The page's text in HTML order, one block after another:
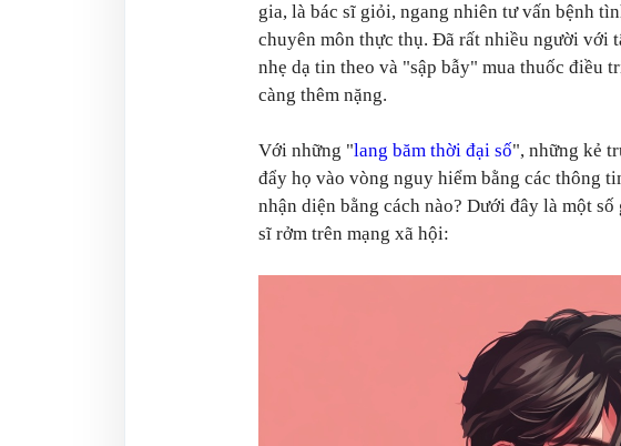
gia, là bác sĩ giỏi, ngang nhiên tư vấn bệnh
chuyên môn thực thụ. Đã rất nhiều người với
nhẹ dạ tin theo và "sập bẫy" mua thuốc điều
càng thêm nặng.
Với những "lang băm thời đại số", những kẻ
đẩy họ vào vòng nguy hiểm bằng các thông
nhận diện bằng cách nào? Dưới đây là một
sĩ rởm trên mạng xã hội: